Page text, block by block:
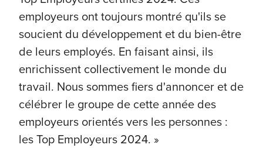
employeurs ont toujours montré qu'ils se
soucient du développement et du bien-être
de leurs employés. En faisant ainsi, ils
enrichissent collectivement le monde du
travail. Nous sommes fiers d'annoncer et de
célébrer le groupe de cette année des
employeurs orientés vers les personnes :
les Top Employeurs 2024. »